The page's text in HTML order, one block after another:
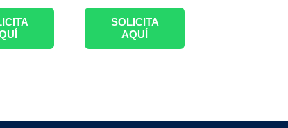
SOLICITA
AQUÍ